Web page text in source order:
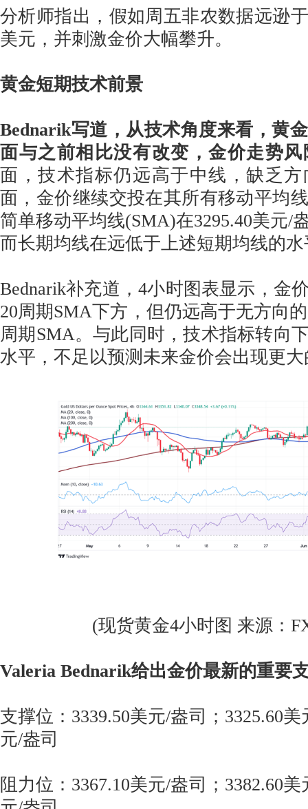
分析师指出，假如周五非农数据远逊
美元，并刺激金价大幅攀升。
黄金短期技术前景
Bednarik写道，从技术角度来看，黄
面与之前相比没有改变，金价走势
面，技术指标仍远高于中线，缺乏
面，金价继续交投在其所有移动平均
简单移动平均线(SMA)在3295.40美元/
而长期均线在远低于上述短期均线的
Bednarik补充道，4小时图表显示，金
20周期SMA下方，但仍远高于无方向
周期SMA。与此同时，技术指标转向
水平，不足以预测未来金价会出现更
(现货黄金4小时图 来源：
Valeria Bednarik给出金价最新的重要
支撑位：3339.50美元/盎司；3325.60
元/盎司
阻力位：3367.10美元/盎司；3382.60